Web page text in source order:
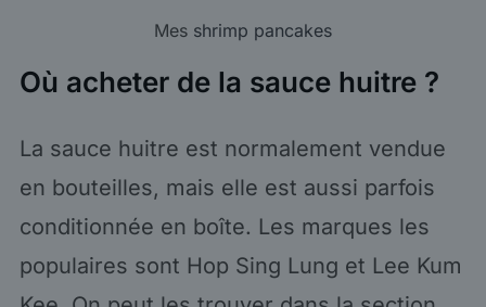
Mes shrimp pancakes
Où acheter de la sauce huitre ?
La sauce huitre est normalement vendue
en bouteilles, mais elle est aussi parfois
conditionnée en boîte. Les marques les
populaires sont Hop Sing Lung et Lee Kum